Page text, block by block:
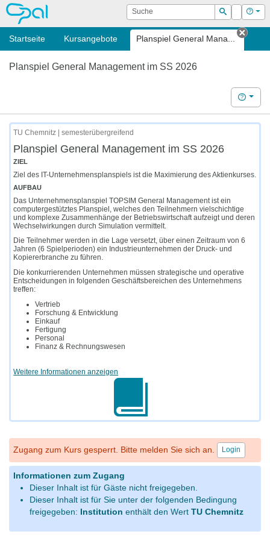
OPAL Suche
Suchen
Login Hilfe
Startseite Kursangebote Planspiel General Mana...
Tab
Planspiel General Management im SS 2026
Hilfe
TU Chemnitz | semesterübergreifend
Planspiel General Management im SS 2026
ZIEL
Ziel des IT-Unternehmensplanspiels ist die Maximierung des Aktienkurses.
AUFBAU
Das Unternehmensplanspiel TOPSIM General Management ist ein
computergestütztes Planspiel, welches den Teilnehmern vielschichtige
und komplexe Zusammenhänge der Betriebswirtschaft aufzeigt und deren
Wechselwirkungen durch Simulation vermittelt.
Die Teilnehmer werden in die Lage versetzt, über einen Zeitraum von 6
Jahren (6 Spielperioden) ein Industrieunternehmen der Druck- und
Kopiererbranche zu führen.
Die konkurrierenden Unternehmen müssen strategische und operative
Entscheidungen in folgenden Geschäftsbereichen des Unternehmens
treffen:
Vertrieb
Forschung & Entwicklung
Einkauf
Fertigung
Personal
Finanz & Rechnungswesen
Weitere Informationen anzeigen
Zugang zum Kurs gesperrt. Bitte melden Sie sich an. Login
Informationen zum Zugang
Dieser Inhalt ist für Gäste nicht freigegeben.
Dieser Inhalt ist für Sie unter der folgenden Bedingung
freigegeben:
Institution enthält den Wert TU Chemnitz